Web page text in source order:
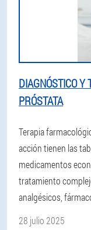
DIAGNÓSTICO Y
PRÓSTATA
Terapia
acción tienen las
medicamentos
tratamiento
analgésicos,
28 julio 2025